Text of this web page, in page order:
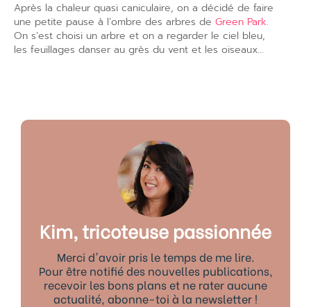
Après la chaleur quasi caniculaire, on a décidé de faire
une petite pause à l’ombre des arbres de Green Park.
On s’est choisi un arbre et on a regarder le ciel bleu,
les feuillages danser au grès du vent et les oiseaux…
Kim, tricoteuse passionnée
Merci d'avoir pris le temps de me lire.
Pour être notifié des nouvelles publications,
recevoir les bons plans et ne rater aucune
actualité, abonne-toi à la newsletter !